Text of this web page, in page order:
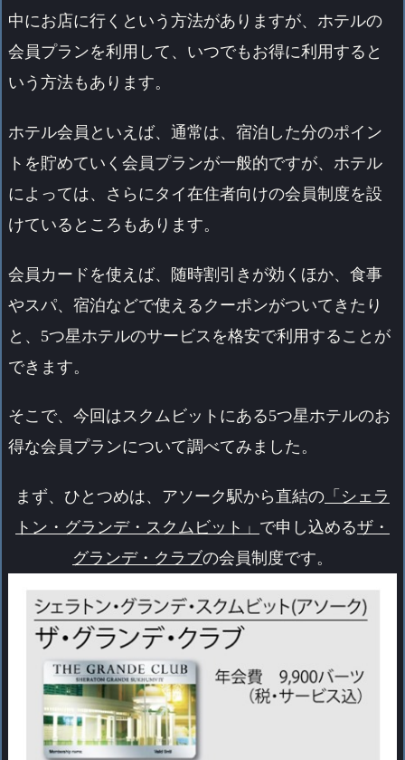
中にお店に行くという方法がありますが、ホテルの
会員プランを利用して、いつでもお得に利用すると
いう方法もあります。
ホテル会員といえば、通常は、宿泊した分のポイン
トを貯めていく会員プランが一般的ですが、ホテル
によっては、さらにタイ在住者向けの会員制度を設
けているところもあります。
会員カードを使えば、随時割引きが効くほか、食事
やスパ、宿泊などで使えるクーポンがついてきたり
と、5つ星ホテルのサービスを格安で利用することが
できます。
そこで、今回はスクムビットにある5つ星ホテルのお
得な会員プランについて調べてみました。
まず、ひとつめは、アソーク駅から直結の 「シェラ
トン・グランデ・スクムビット」 で申し込めるザ・
グランデ・クラブの会員制度です。